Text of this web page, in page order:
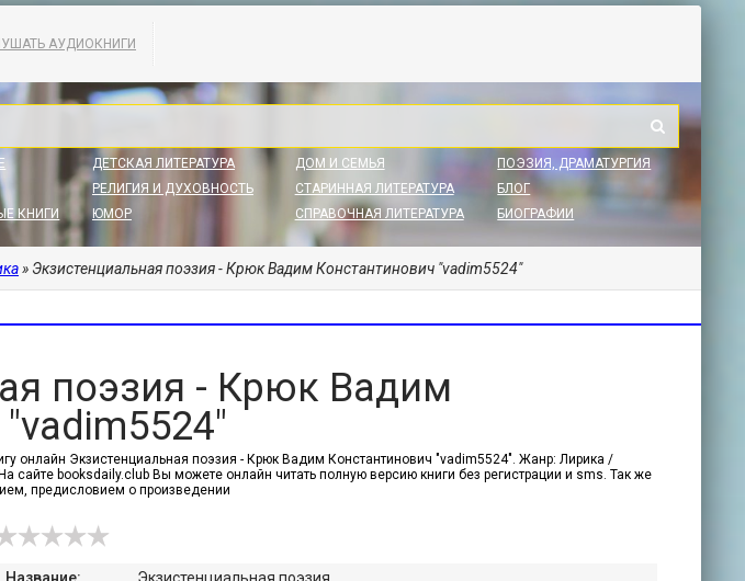
АУДИОКНИГИ
КНИГИ
ДЕТСКАЯ ЛИТЕРАТУРА
РЕЛИГИЯ И ДУХОВНОСТЬ
ЮМОР
ДОМ И СЕМЬЯ
СТАРИННАЯ ЛИТЕРАТУРА
СПРАВОЧНАЯ ЛИТЕРАТУРА
ПОЭЗИЯ, ДРАМАТУРГИЯ
БЛОГ
БИОГРАФИИ
» Экзистенциальная поэзия - Крюк Вадим Константинович "vadim5524"
поэзия - Крюк Вадим
онлайн Экзистенциальная поэзия - Крюк Вадим Константинович "vadim5524". Жанр: Лирика /
сайте booksdaily.club Вы можете онлайн читать полную версию книги без регистрации и sms. Так же
предисловием о произведении